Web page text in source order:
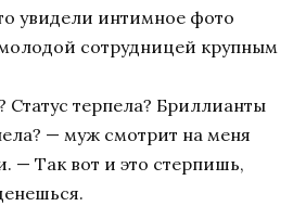
увидели интимное фото
сотрудницей крупным
Статус терпела? Бриллианты
— муж смотрит на меня
— Так вот и это стерпишь,